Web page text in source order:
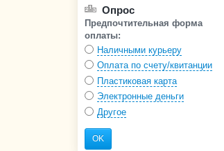
Опрос
Предпочтительная форма
оплаты:
Наличными курьеру
Оплата по счету/квитанции
Пластиковая карта
Электронные деньги
Другое
OK